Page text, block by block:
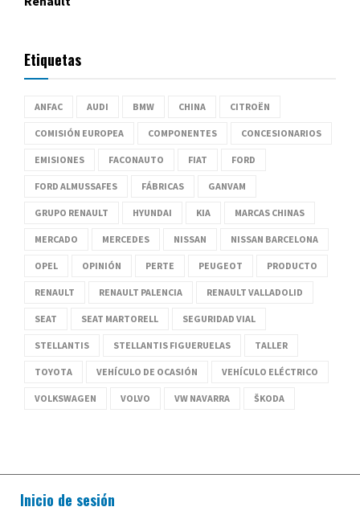
Etiquetas
ANFAC AUDI BMW CHINA CITROËN
COMISIÓN EUROPEA COMPONENTES CONCESIONARIOS
EMISIONES FACONAUTO FIAT FORD
FORD ALMUSSAFES FÁBRICAS GANVAM
GRUPO RENAULT HYUNDAI KIA MARCAS CHINAS
MERCADO MERCEDES NISSAN NISSAN BARCELONA
OPEL OPINIÓN PERTE PEUGEOT PRODUCTO
RENAULT RENAULT PALENCIA RENAULT VALLADOLID
SEAT SEAT MARTORELL SEGURIDAD VIAL
STELLANTIS STELLANTIS FIGUERUELAS TALLER
TOYOTA VEHÍCULO DE OCASIÓN VEHÍCULO ELÉCTRICO
VOLKSWAGEN VOLVO VW NAVARRA ŠKODA
Inicio de sesión